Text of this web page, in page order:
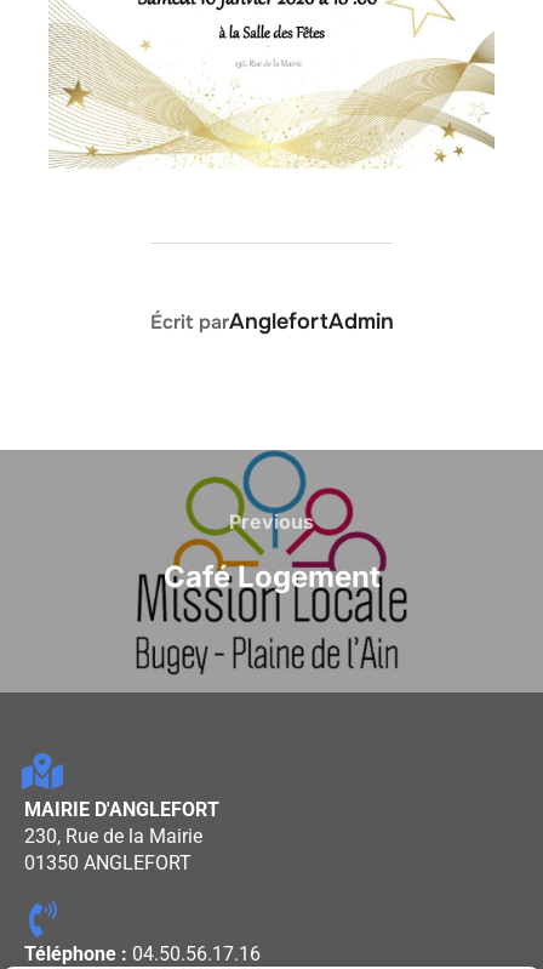
AUTEUR DE LA PUBLICATION
Écrit parAnglefortAdmin
Previous
Café Logement
MAIRIE D'ANGLEFORT
230, Rue de la Mairie
01350 ANGLEFORT
Téléphone : 04.50.56.17.16